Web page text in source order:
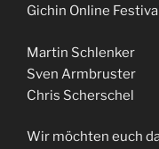
Gichin Online
Martin Schlenker
Sven Armbruster
Chris Scherschel
Wir möchten euch